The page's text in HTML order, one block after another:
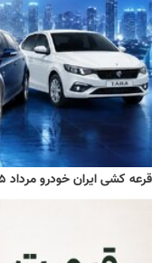
قرعه کشی ایران خودرو مرداد ۱۴۰۵ + زمان اعلام نتایج و اسامی برندگان